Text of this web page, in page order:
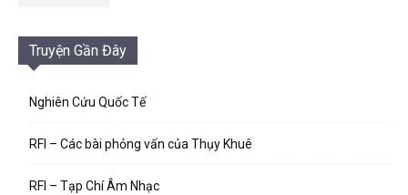
Truyện Gần Đây
Nghiên Cứu Quốc Tế
RFI – Các bài phỏng vấn của Thụy Khuê
RFI – Tạp Chí Âm Nhạc